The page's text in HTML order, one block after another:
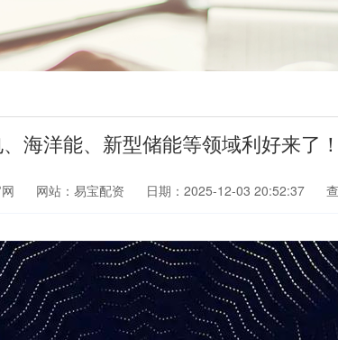
海洋能、新型储能等领域利好来了
网站：易宝配资 日期：2025-12-03 20:52:37